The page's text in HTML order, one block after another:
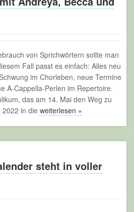
von Sprichwörtern sollte man
Fall passt es einfach: Alles neu
im Chorleben, neue Termine
A-Cappella-Perlen im Repertoire.
das am 14. Mai den Weg zu
in die weiterlesen »
steht in voller